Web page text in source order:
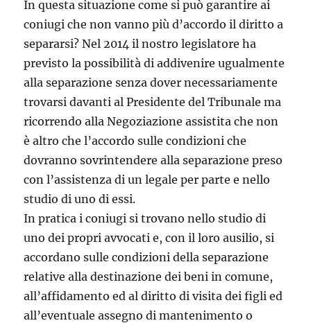
In questa situazione come si può garantire ai
coniugi che non vanno più d’accordo il diritto a
separarsi? Nel 2014 il nostro legislatore ha
previsto la possibilità di addivenire ugualmente
alla separazione senza dover necessariamente
trovarsi davanti al Presidente del Tribunale ma
ricorrendo alla Negoziazione assistita che non
è altro che l’accordo sulle condizioni che
dovranno sovrintendere alla separazione preso
con l’assistenza di un legale per parte e nello
studio di uno di essi.
In pratica i coniugi si trovano nello studio di
uno dei propri avvocati e, con il loro ausilio, si
accordano sulle condizioni della separazione
relative alla destinazione dei beni in comune,
all’affidamento ed al diritto di visita dei figli ed
all’eventuale assegno di mantenimento o